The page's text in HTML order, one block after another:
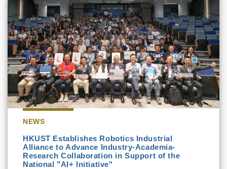
NEWS
HKUST Establishes Robotics Industrial
Alliance to Advance Industry-Academia-
Research Collaboration in Support of the
National "AI+ Initiative"